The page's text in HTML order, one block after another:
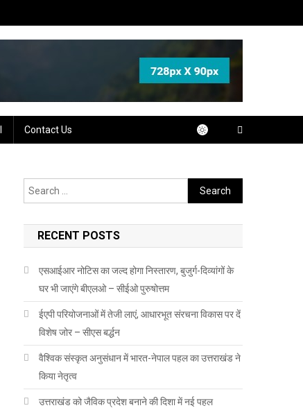
Contact Us
Search
for:
RECENT POSTS
एसआईआर नोटिस का जल्द होगा निस्तारण, बुजुर्ग-दिव्यांगों के
घर भी जाएंगे बीएलओ – सीईओ पुरुषोत्तम
ईएपी परियोजनाओं में तेजी लाएं, आधारभूत संरचना विकास पर दें
विशेष जोर – सीएस बर्द्धन
वैश्विक संस्कृत अनुसंधान में भारत-नेपाल पहल का उत्तराखंड ने
किया नेतृत्व
उत्तराखंड को जैविक प्रदेश बनाने की दिशा में नई पहल